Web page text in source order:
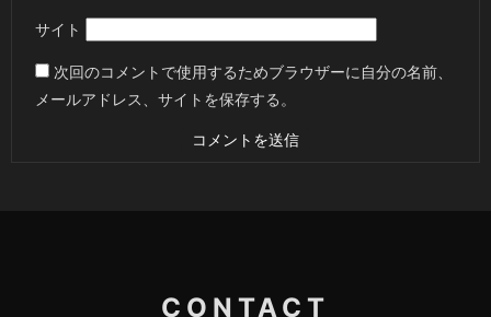
サイト
次回のコメントで使用するためブラウザーに自分の名前、
メールアドレス、サイトを保存する。
CONTACT